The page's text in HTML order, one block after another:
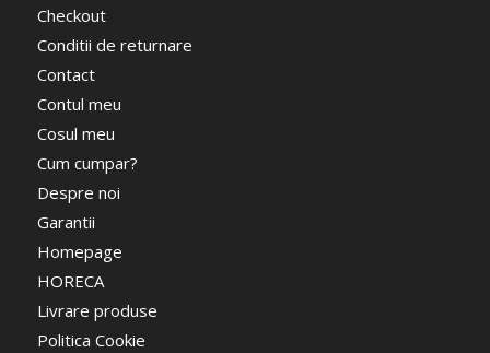
Checkout
Conditii de returnare
Contact
Contul meu
Cosul meu
Cum cumpar?
Despre noi
Garantii
Homepage
HORECA
Livrare produse
Politica Cookie